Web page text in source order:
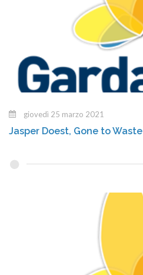
giovedì 25 marzo 2021
Jasper Doest, Gone to Waste